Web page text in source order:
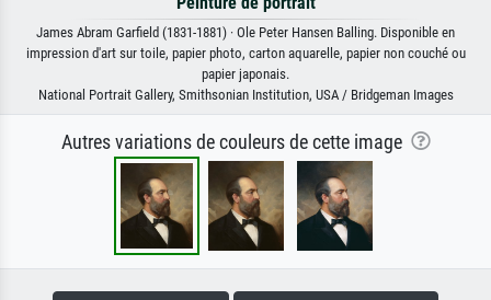
James Abram Garfield (1831-1881) · Ole Peter Hansen Balling. Disponible en
impression d'art sur toile, papier photo, carton aquarelle, papier non couché ou
papier japonais.
National Portrait Gallery, Smithsonian Institution, USA / Bridgeman Images
Autres variations de couleurs de cette image